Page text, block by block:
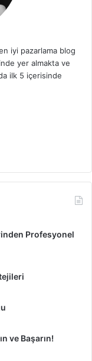
iyi pazarlama blog
yer almakta ve
ilk 5 içerisinde
Profesyonel
ve Başarın!